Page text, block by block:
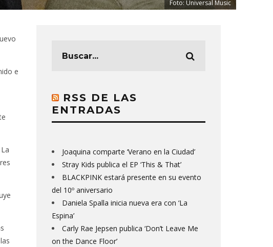
Foto: Universal Music
e
RSS DE LAS
ENTRADAS
Joaquina comparte ‘Verano en la Ciudad’
Stray Kids publica el EP ‘This & That’
BLACKPINK estará presente en su evento
del 10º aniversario
Daniela Spalla inicia nueva era con ‘La
Espina’
Carly Rae Jepsen publica ‘Don’t Leave Me
on the Dance Floor’